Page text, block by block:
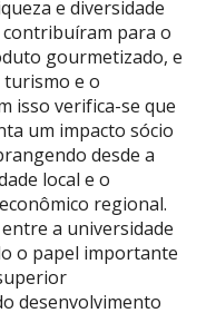
e diversidade
para o
gourmetizado, e
e o
isso verifica-se que
um impacto sócio
desde a
local e o
regional.
a universidade
o papel importante
desenvolvimento